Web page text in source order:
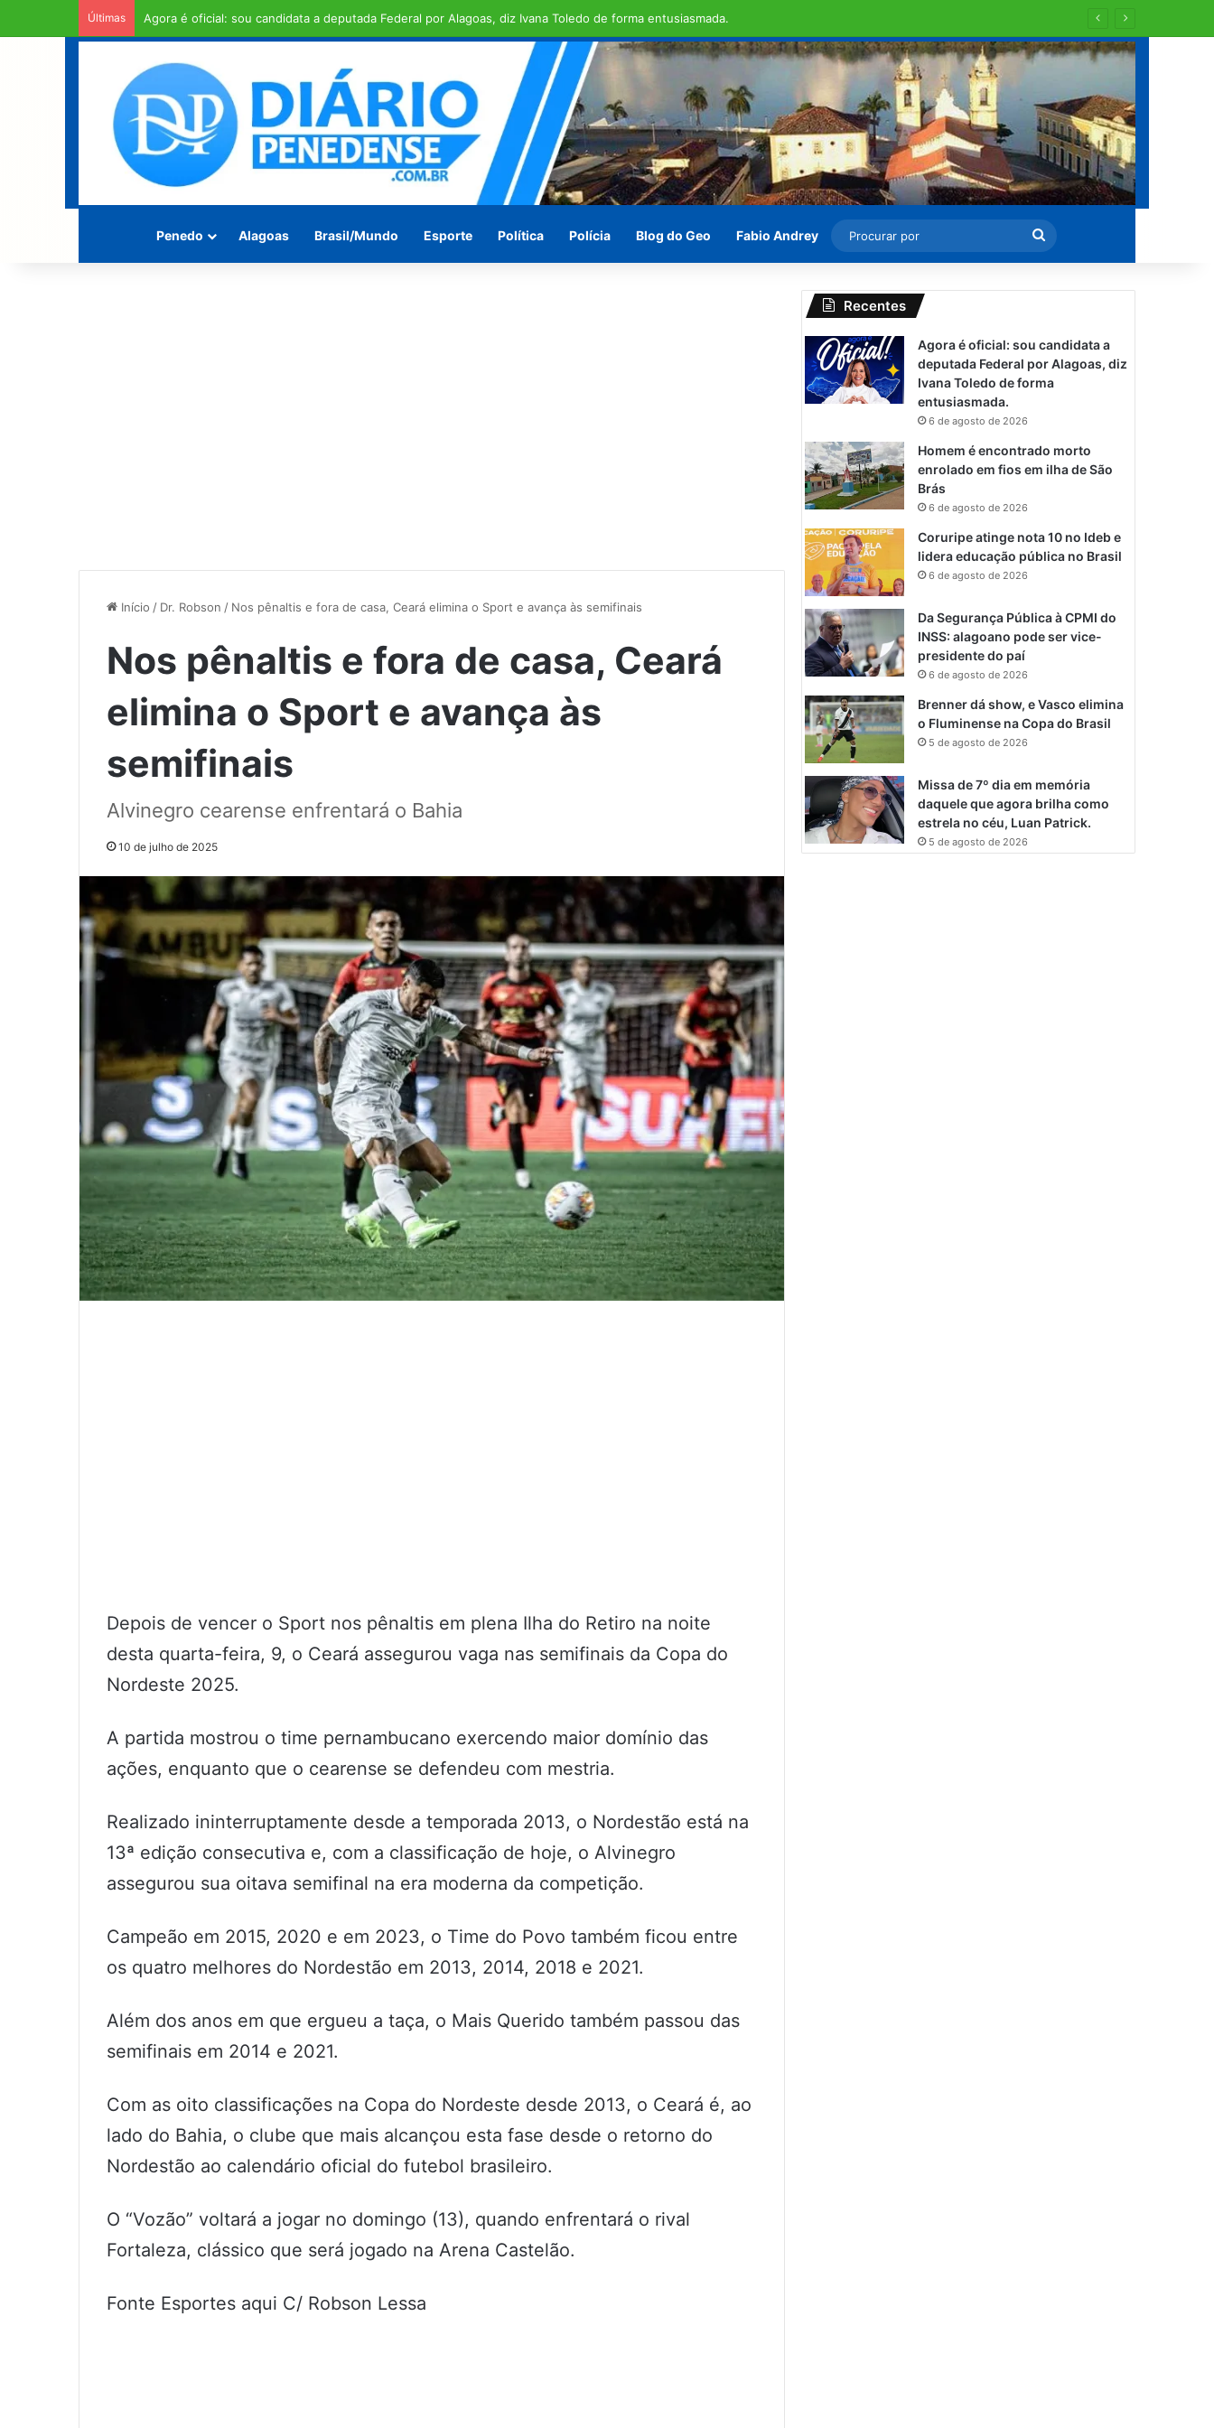
Últimas Homem é encontrado morto enrolado em fios em ilha de São Brás
Penedo Alagoas Brasil/Mundo Esporte Política Polícia Blog do Geo Fabio Andrey
Procurar
por
Início / Dr. Robson / Nos pênaltis e fora de casa, Ceará elimina o Sport e avança às semifinais
Nos pênaltis e fora de casa, Ceará
elimina o Sport e avança às
semifinais
Alvinegro cearense enfrentará o Bahia
10 de julho de 2025
Depois de vencer o Sport nos pênaltis em plena Ilha do Retiro na noite
desta quarta-feira, 9, o Ceará assegurou vaga nas semifinais da Copa do
Nordeste 2025.
A partida mostrou o time pernambucano exercendo maior domínio das
ações, enquanto que o cearense se defendeu com mestria.
Realizado ininterruptamente desde a temporada 2013, o Nordestão está na
13ª edição consecutiva e, com a classificação de hoje, o Alvinegro
assegurou sua oitava semifinal na era moderna da competição.
Campeão em 2015, 2020 e em 2023, o Time do Povo também ficou entre
os quatro melhores do Nordestão em 2013, 2014, 2018 e 2021.
Além dos anos em que ergueu a taça, o Mais Querido também passou das
semifinais em 2014 e 2021.
Com as oito classificações na Copa do Nordeste desde 2013, o Ceará é, ao
lado do Bahia, o clube que mais alcançou esta fase desde o retorno do
Nordestão ao calendário oficial do futebol brasileiro.
O “Vozão” voltará a jogar no domingo (13), quando enfrentará o rival
Fortaleza, clássico que será jogado na Arena Castelão.
Fonte Esportes aqui C/ Robson Lessa
Recentes
Agora é oficial: sou candidata a
deputada Federal por Alagoas, diz
Ivana Toledo de forma
entusiasmada.
6 de agosto de 2026
Homem é encontrado morto
enrolado em fios em ilha de São
Brás
6 de agosto de 2026
Coruripe atinge nota 10 no Ideb e
lidera educação pública no Brasil
6 de agosto de 2026
Da Segurança Pública à CPMI do
INSS: alagoano pode ser vice-
presidente do paí
6 de agosto de 2026
Brenner dá show, e Vasco elimina
o Fluminense na Copa do Brasil
5 de agosto de 2026
Missa de 7º dia em memória
daquele que agora brilha como
estrela no céu, Luan Patrick.
5 de agosto de 2026